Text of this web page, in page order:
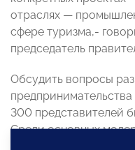
отраслях —
сфере туризма,-
председатель
Обсудить вопросы
300 представителей
Среди основных